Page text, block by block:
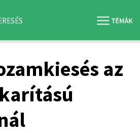
az